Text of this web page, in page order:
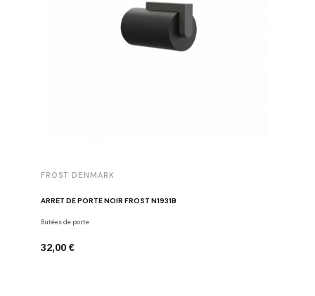
FROST DENMARK
ARRÊT DE PORTE NOIR FROST N1931B
Butées de porte
32,00 €